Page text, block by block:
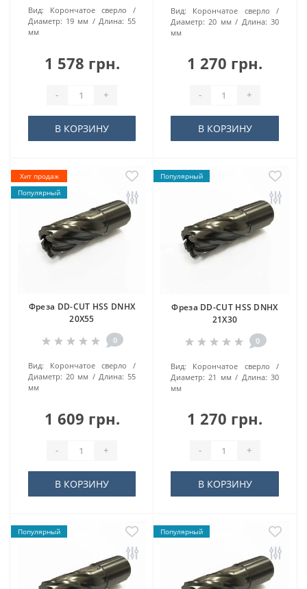
Вид:
Корончатое сверло
Диаметр: 19 мм Длина: 55
мм
1 578 грн.
- +
В КОРЗИНУ
Вид:
Корончатое сверло
Диаметр: 20 мм Длина: 30
мм
1 270 грн.
- +
В КОРЗИНУ
Хит продаж
Популярный
Фреза DD-CUT HSS DNHX
20Х55
0
Вид:
Корончатое сверло
Диаметр: 20 мм Длина: 55
мм
1 609 грн.
- +
В КОРЗИНУ
Популярный
Фреза DD-CUT HSS DNHX
21Х30
0
Вид:
Корончатое сверло
Диаметр: 21 мм Длина: 30
мм
1 270 грн.
- +
В КОРЗИНУ
Популярный Популярный